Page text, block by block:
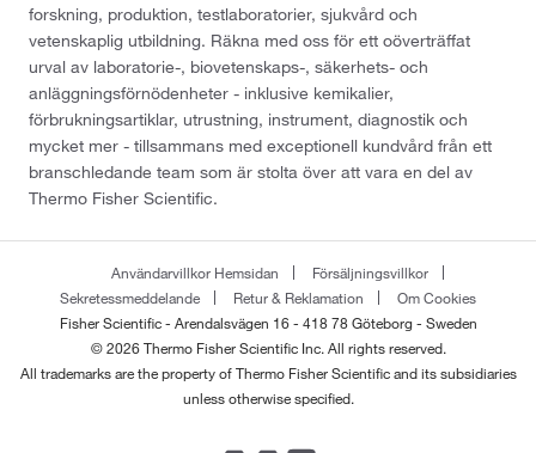
forskning, produktion, testlaboratorier, sjukvård och
vetenskaplig utbildning. Räkna med oss för ett oöverträffat
urval av laboratorie-, biovetenskaps-, säkerhets- och
anläggningsförnödenheter - inklusive kemikalier,
förbrukningsartiklar, utrustning, instrument, diagnostik och
mycket mer - tillsammans med exceptionell kundvård från ett
branschledande team som är stolta över att vara en del av
Thermo Fisher Scientific.
Användarvillkor Hemsidan
Försäljningsvillkor
Sekretessmeddelande
Retur & Reklamation
Om Cookies
Fisher Scientific - Arendalsvägen 16 - 418 78 Göteborg - Sweden
© 2026 Thermo Fisher Scientific Inc. All rights reserved.
All trademarks are the property of Thermo Fisher Scientific and its subsidiaries
unless otherwise specified.